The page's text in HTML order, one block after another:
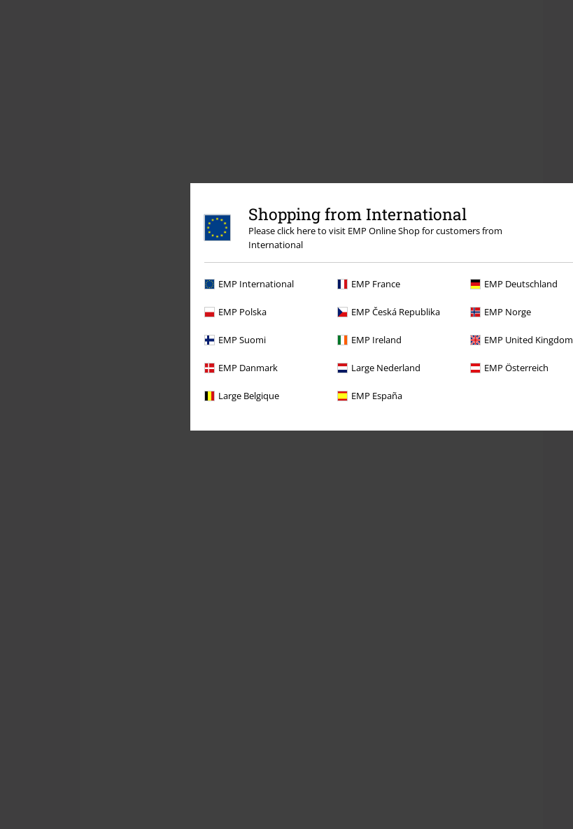
Shopping from International
Please click here to visit EMP Online Shop for customers from
International
EMP International EMP France EMP Deutschland
EMP Polska EMP Česká Republika EMP Norge
EMP Suomi EMP Ireland EMP United Kingdom
EMP Danmark Large Nederland EMP Österreich
Large Belgique EMP España